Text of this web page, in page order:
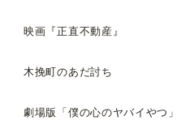
映画『正直不動産』
木挽町のあだ討ち
劇場版「僕の心のヤバイやつ」